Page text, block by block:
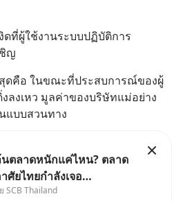
ที่ผู้ใช้งานระบบปฏิบัติการ
ญ
ดคือ ในขณะที่ประสบการณ์ของผู้
ลงเหว มูลค่าของบริษัทแม่อย่าง
แบบสวนทาง
ตลาดหนักแค่ไหน? ตลาด
ศัยไทยกำลังเจอ
หนักกว่าที่คิด และ
SCB Thailand